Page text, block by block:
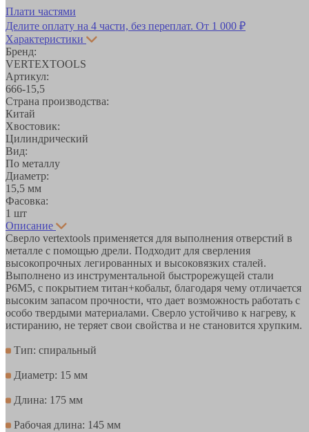
Плати частями
Делите оплату на 4 части, без переплат. От 1 000 ₽
Характеристики
Бренд:
VERTEXTOOLS
Артикул:
666-15,5
Страна производства:
Китай
Хвостовик:
Цилиндрический
Вид:
По металлу
Диаметр:
15,5 мм
Фасовка:
1 шт
Описание
Сверло vertextools применяется для выполнения отверстий в
металле с помощью дрели. Подходит для сверления
высокопрочных легированных и высоковязких сталей.
Выполнено из инструментальной быстрорежущей стали
Р6М5, с покрытием титан+кобальт, благодаря чему отличается
высоким запасом прочности, что дает возможность работать с
особо твердыми материалами. Сверло устойчиво к нагреву, к
истиранию, не теряет свои свойства и не становится хрупким.
Тип: спиральный
Диаметр: 15 мм
Длина: 175 мм
Рабочая длина: 145 мм